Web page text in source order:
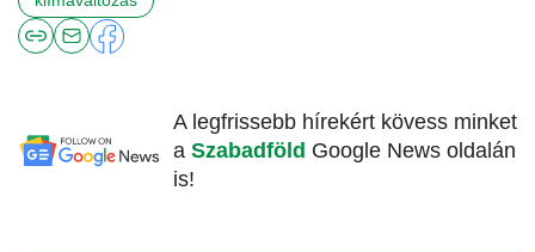
A legfrissebb hírekért kövess minket
a Szabadföld Google News oldalán
is!